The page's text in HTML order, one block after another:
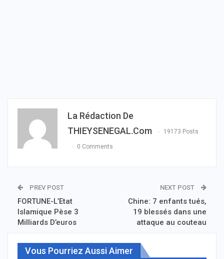
La Rédaction De
THIEYSENEGAL.com
19173 Posts
0 Comments
PREV POST
FORTUNE-L’Etat
Islamique Pèse 3
Milliards D’euros
NEXT POST
Chine: 7 enfants tués,
19 blessés dans une
attaque au couteau
Vous Pourriez Aussi Aimer